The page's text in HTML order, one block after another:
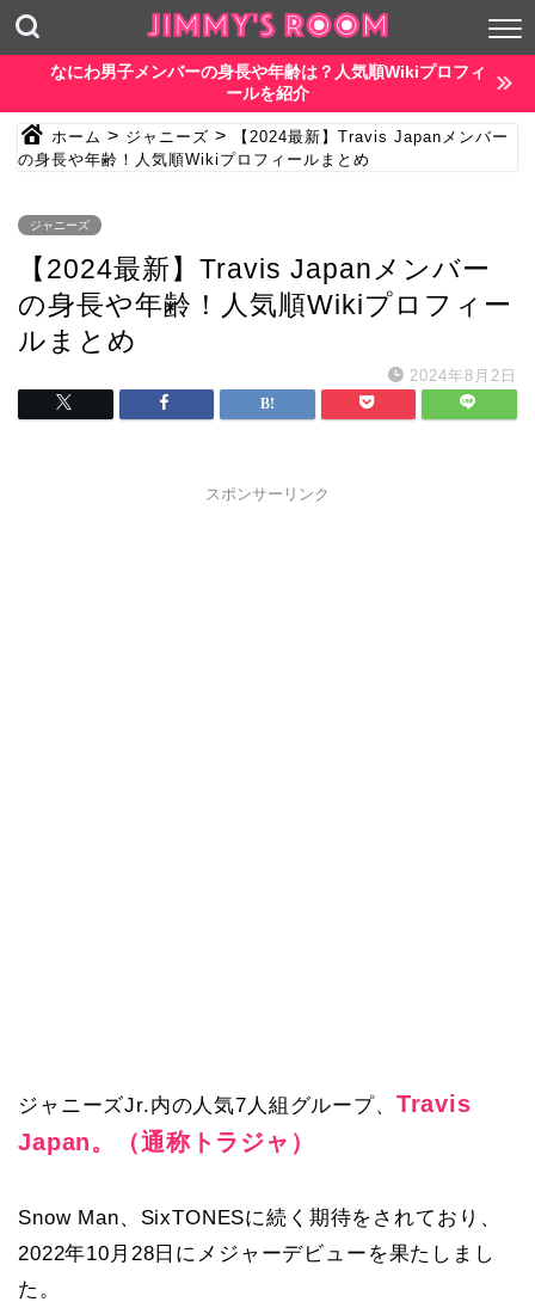
なにわ男子メンバーの身長や年齢は？人気順Wikiプロフィ
ールを紹介
ホーム > ジャニーズ >
【2024最新】Travis Japanメンバー
の身長や年齢！人気順Wikiプロフィールまとめ
ジャニーズ
【2024最新】Travis Japanメンバー
の身長や年齢！人気順Wikiプロフィー
ルまとめ
2024年8月2日
スポンサーリンク
ジャニーズJr.内の人気7人組グループ、 Travis
Japan。（通称トラジャ）
Snow Man、SixTONESに続く期待をされており、
2022年10月28日にメジャーデビューを果たしまし
た。